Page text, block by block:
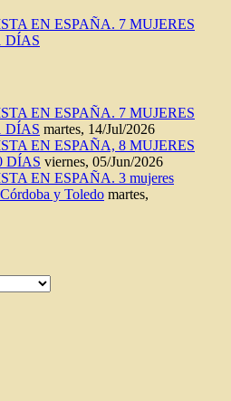
EN ESPAÑA. 7 MUJERES
DÍAS
EN ESPAÑA. 7 MUJERES
DÍAS martes, 14/Jul/2026
EN ESPAÑA, 8 MUJERES
DÍAS viernes, 05/Jun/2026
EN ESPAÑA. 3 mujeres
y Toledo martes,